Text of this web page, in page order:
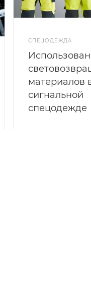
СПЕЦОДЕЖДА
материалов
сигнальной
спецодежде